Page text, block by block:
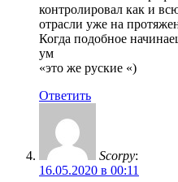
контролировал как и
отрасли уже на
Когда подобное
ум
«это же руские «)
Ответить
Scorpy:
16.05.2020 в 00:11